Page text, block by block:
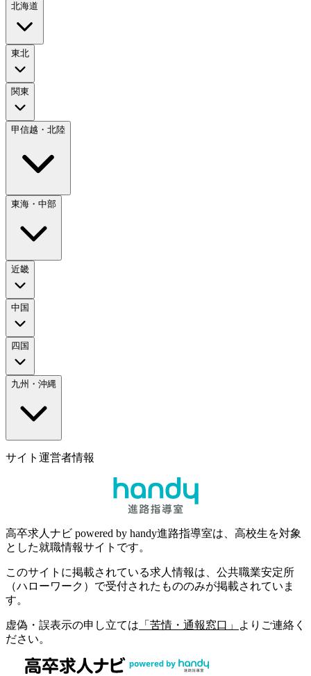
北海道
東北
関東
甲信越・北陸
東海・中部
近畿
中国
四国
九州・沖縄
サイト運営者情報
高卒求人ナビ powered by handy進路指導室は、高校生を対象
とした就職情報サイトです。
このサイトに掲載されている求人情報は、公共職業安定所
（ハローワーク）で受付されたもののみが掲載されていま
す。
虚偽・誤表示の申し立ては 「苦情・通報窓口」
よりご連絡く
ださい。